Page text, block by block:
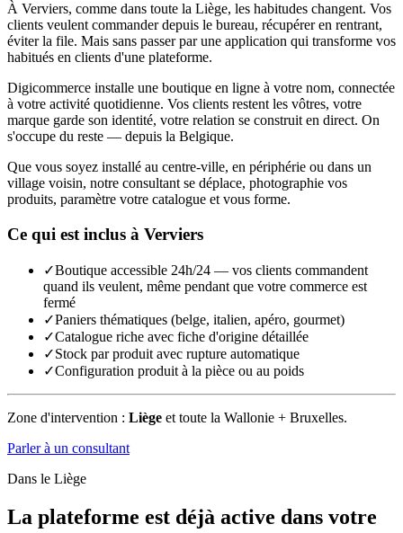
À Verviers, comme dans toute la Liège, les habitudes changent. Vos
clients veulent commander depuis le bureau, récupérer en rentrant,
éviter la file. Mais sans passer par une application qui transforme vos
habitués en clients d'une plateforme.
Digicommerce installe une boutique en ligne à votre nom, connectée
à votre activité quotidienne. Vos clients restent les vôtres, votre
marque garde son identité, votre relation se construit en direct. On
s'occupe du reste — depuis la Belgique.
Que vous soyez installé au centre-ville, en périphérie ou dans un
village voisin, notre consultant se déplace, photographie vos
produits, paramètre votre catalogue et vous forme.
Ce qui est inclus à Verviers
✓Boutique accessible 24h/24 — vos clients commandent
quand ils veulent, même pendant que votre commerce est
fermé
✓Paniers thématiques (belge, italien, apéro, gourmet)
✓Catalogue riche avec fiche d'origine détaillée
✓Stock par produit avec rupture automatique
✓Configuration produit à la pièce ou au poids
Zone d'intervention : Liège et toute la Wallonie + Bruxelles.
Parler à un consultant
Dans le Liège
La plateforme est déjà active dans votre